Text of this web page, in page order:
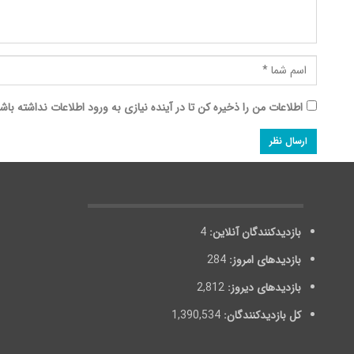
اطلاعات من را ذخیره کن تا در آینده نیازی به ورود اطلاعات نداشته
بازدیدکنندگان آنلاین: 4
بازدیدهای امروز: 284
بازدیدهای دیروز: 2,812
کل بازدیدکنند‌گان: 1,390,534